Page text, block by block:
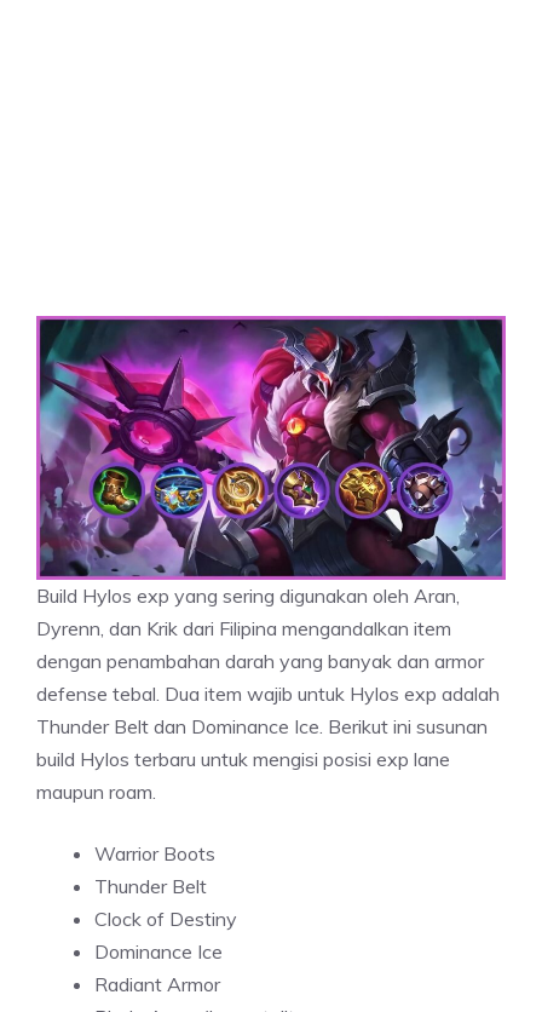
Build Hylos exp yang sering digunakan oleh Aran,
Dyrenn, dan Krik dari Filipina mengandalkan item
dengan penambahan darah yang banyak dan armor
defense tebal. Dua item wajib untuk Hylos exp adalah
Thunder Belt dan Dominance Ice. Berikut ini susunan
build Hylos terbaru untuk mengisi posisi exp lane
maupun roam.
Warrior Boots
Thunder Belt
Clock of Destiny
Dominance Ice
Radiant Armor